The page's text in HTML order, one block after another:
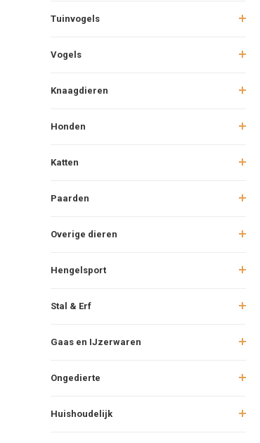
Tuinvogels
Vogels
Knaagdieren
Honden
Katten
Paarden
Overige dieren
Hengelsport
Stal & Erf
Gaas en IJzerwaren
Ongedierte
Huishoudelijk